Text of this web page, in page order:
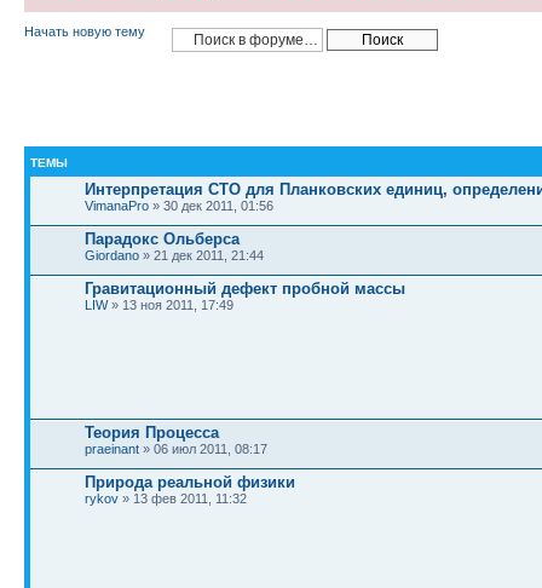
Начать новую тему
ТЕМЫ
Интерпретация СТО для Планковских единиц,
VimanaPro » 30 дек 2011, 01:56
Парадокс Ольберса
Giordano » 21 дек 2011, 21:44
Гравитационный дефект пробной массы
LIW» 13 ноя 2011, 17:49
Теория Процесса
praeinant » 06 июл 2011, 08:17
Природа реальной физики
rykov » 13 фев 2011, 11:32